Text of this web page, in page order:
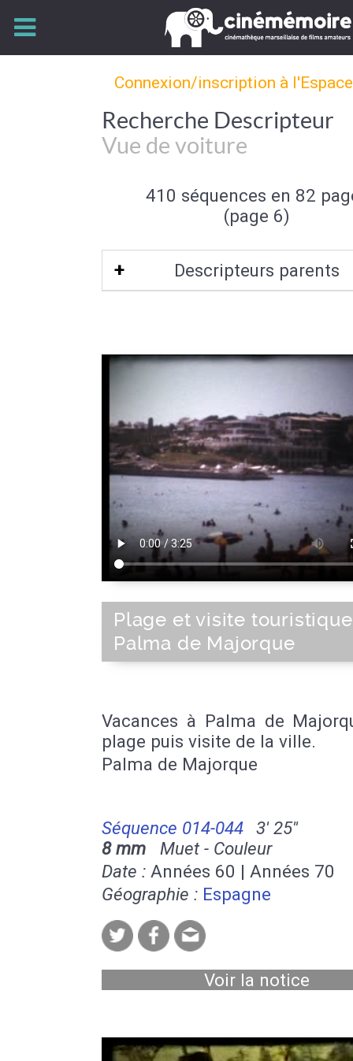
Connexion/inscription à
Recherche Descripteur
Vue de voiture
410 séquences en 82
(page 6)
Descripteurs parents
Plage et visite
Palma de Majorque
Vacances à Palma de
plage puis visite de la ville.
Palma de Majorque
Séquence 014-044
3' 25''
8 mm Muet - Couleur
Date : Années 60 | Années 70
Géographie : Espagne
Voir la notice